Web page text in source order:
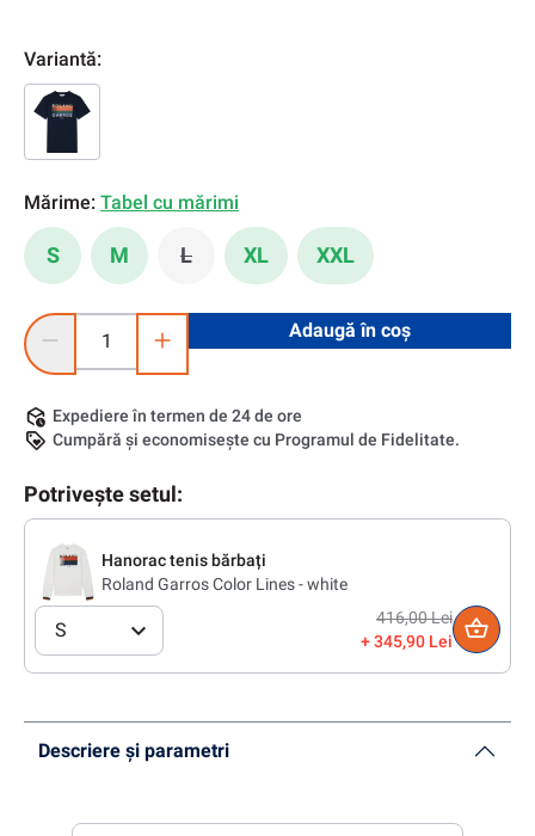
Variantă:
Mărime: Tabel cu mărimi
S M L(Această opțiune este momentan
XL XXL
Cantitate produs: Introduceți cantitatea dorită sau utilizați
Adaugă în coș
Expediere în termen de 24 de ore
Cumpără și economisește cu Programul de Fidelitate.
Potrivește setul:
Hanorac tenis bărbați
Roland Garros Color Lines - white
S
416,00 Lei
345,90 Lei
Descriere și parametri